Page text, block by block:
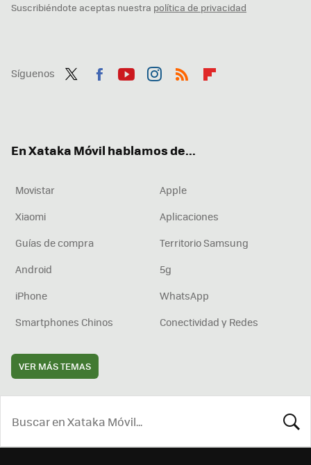
Suscribiéndote aceptas nuestra política de privacidad
Síguenos
En Xataka Móvil hablamos de...
Movistar
Apple
Xiaomi
Aplicaciones
Guías de compra
Territorio Samsung
Android
5g
iPhone
WhatsApp
Smartphones Chinos
Conectividad y Redes
VER MÁS TEMAS